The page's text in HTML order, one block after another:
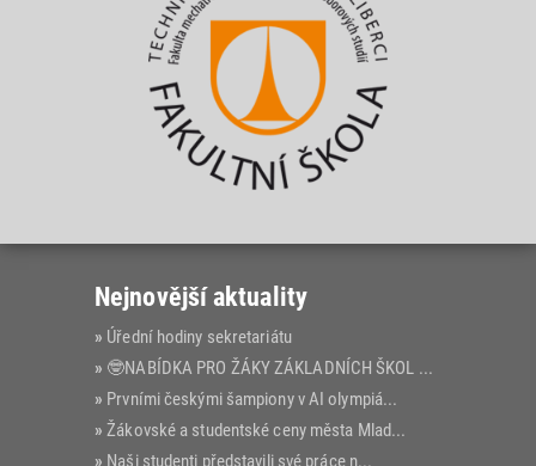
Nejnovější aktuality
Úřední hodiny sekretariátu
🤓NABÍDKA PRO ŽÁKY ZÁKLADNÍCH ŠKOL VE...
Prvními českými šampiony v AI olympiá...
Žákovské a studentské ceny města Mlad...
Naši studenti představili své práce n...